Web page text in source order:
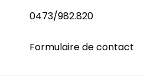
0473/982.820
Formulaire de contact